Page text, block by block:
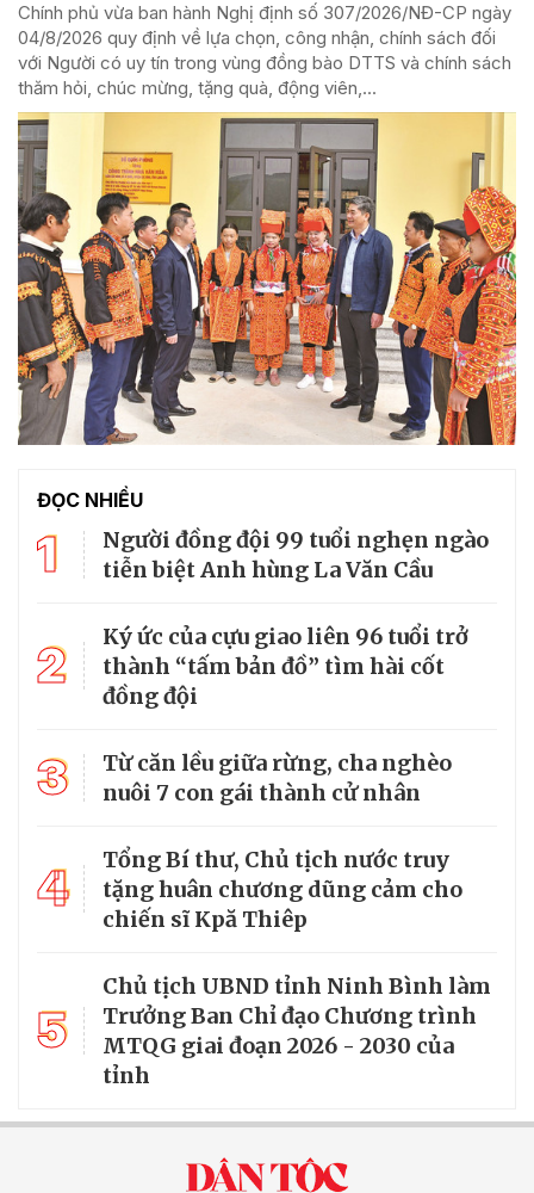
Chính phủ vừa ban hành Nghị định số 307/2026/NĐ-CP ngày
04/8/2026 quy định về lựa chọn, công nhận, chính sách đối
với Người có uy tín trong vùng đồng bào DTTS và chính sách
thăm hỏi, chúc mừng, tặng quà, động viên,...
ĐỌC NHIỀU
1
Người đồng đội 99 tuổi nghẹn ngào
tiễn biệt Anh hùng La Văn Cầu
2
Ký ức của cựu giao liên 96 tuổi trở
thành “tấm bản đồ” tìm hài cốt
đồng đội
3
Từ căn lều giữa rừng, cha nghèo
nuôi 7 con gái thành cử nhân
4
Tổng Bí thư, Chủ tịch nước truy
tặng huân chương dũng cảm cho
chiến sĩ Kpă Thiêp
5
Chủ tịch UBND tỉnh Ninh Bình làm
Trưởng Ban Chỉ đạo Chương trình
MTQG giai đoạn 2026 - 2030 của
tỉnh